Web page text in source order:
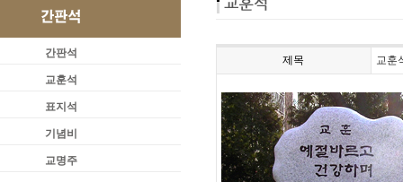
간판석
교훈석
표지석
기념비
교명주
제목 교훈